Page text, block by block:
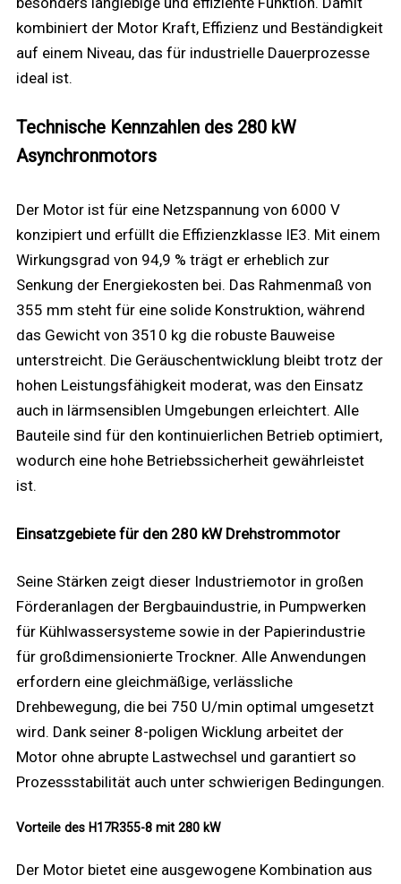
kombiniert der Motor Kraft, Effizienz und Beständigkeit
auf einem Niveau, das für industrielle Dauerprozesse
ideal ist.
Technische Kennzahlen des 280 kW
Asynchronmotors
Der Motor ist für eine Netzspannung von 6000 V
konzipiert und erfüllt die Effizienzklasse IE3. Mit einem
Wirkungsgrad von 94,9 % trägt er erheblich zur
Senkung der Energiekosten bei. Das Rahmenmaß von
355 mm steht für eine solide Konstruktion, während
das Gewicht von 3510 kg die robuste Bauweise
unterstreicht. Die Geräuschentwicklung bleibt trotz der
hohen Leistungsfähigkeit moderat, was den Einsatz
auch in lärmsensiblen Umgebungen erleichtert. Alle
Bauteile sind für den kontinuierlichen Betrieb optimiert,
wodurch eine hohe Betriebssicherheit gewährleistet
ist.
Einsatzgebiete für den 280 kW Drehstrommotor
Seine Stärken zeigt dieser Industriemotor in großen
Förderanlagen der Bergbauindustrie, in Pumpwerken
für Kühlwassersysteme sowie in der Papierindustrie
für großdimensionierte Trockner. Alle Anwendungen
erfordern eine gleichmäßige, verlässliche
Drehbewegung, die bei 750 U/min optimal umgesetzt
wird. Dank seiner 8-poligen Wicklung arbeitet der
Motor ohne abrupte Lastwechsel und garantiert so
Prozessstabilität auch unter schwierigen Bedingungen.
Vorteile des H17R355-8 mit 280 kW
Der Motor bietet eine ausgewogene Kombination aus